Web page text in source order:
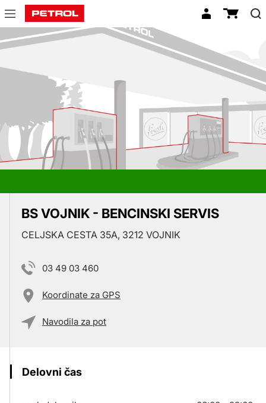
Prodajna
mesta
BS VOJNIK - BENCINSKI SERVIS
CELJSKA CESTA 35A, 3212 VOJNIK
03 49 03 460
Koordinate za GPS
Navodila za pot
Delovni čas